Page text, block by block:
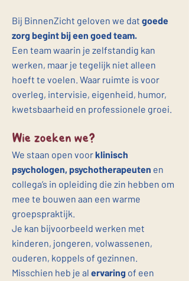
Bij BinnenZicht geloven we dat goede
zorg begint bij een goed team.
Een team waarin je zelfstandig kan
werken, maar je tegelijk niet alleen
hoeft te voelen. Waar ruimte is voor
overleg, intervisie, eigenheid, humor,
kwetsbaarheid en professionele groei.
Wie zoeken we?
We staan open voorklinisch
psychologen, psychotherapeuten en
collega’s in opleiding die zin hebben om
mee te bouwen aan een warme
groepspraktijk.
Je kan bijvoorbeeld werken met
kinderen, jongeren, volwassenen,
ouderen, koppels of gezinnen.
Misschien heb je al ervaring of een